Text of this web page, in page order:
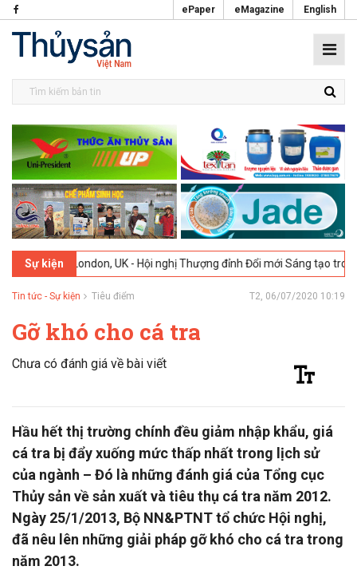
ePaper eMagazine English
Sự kiện
London, UK - Hội nghị Thượng đỉnh Đổi mới Sáng tạo trong Ngành
Tin tức - Sự kiện Tiêu điểm T2, 06/07/2020 10:19
Gỡ khó cho cá tra
Chưa có đánh giá về bài viết
Hầu hết thị trường chính đều giảm nhập khẩu, giá
cá tra bị đẩy xuống mức thấp nhất trong lịch sử
của ngành – Đó là những đánh giá của Tổng cục
Thủy sản về sản xuất và tiêu thụ cá tra năm 2012.
Ngày 25/1/2013, Bộ NN&PTNT tổ chức Hội nghị,
đã nêu lên những giải pháp gỡ khó cho cá tra trong
năm 2013.